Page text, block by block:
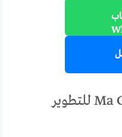
رؤية ورسالة شركة Ma Group للتطوير